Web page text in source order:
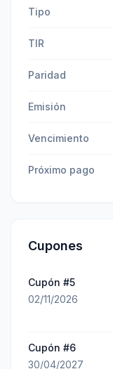
Tipo
TIR
Paridad
Emisión
Vencimiento
Próximo pago
Cupones
Cupón #5
02/11/2026
Cupón #6
30/04/2027